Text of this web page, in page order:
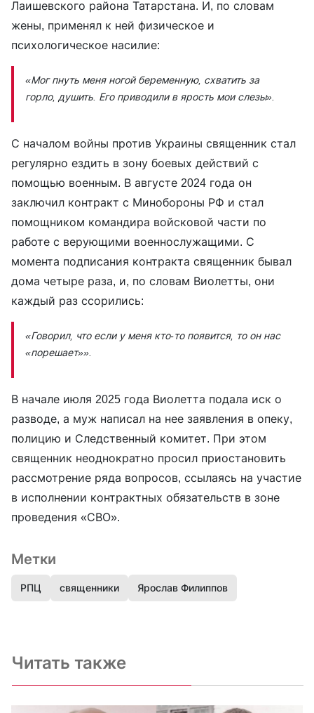
Лаишевского района Татарстана. И, по словам
жены, применял к ней физическое и
психологическое насилие:
«Мог пнуть меня ногой беременную, схватить за
горло, душить. Его приводили в ярость мои слезы».
С началом войны против Украины священник стал
регулярно ездить в зону боевых действий с
помощью военным. В августе 2024 года он
заключил контракт с Минобороны РФ и стал
помощником командира войсковой части по
работе с верующими военнослужащими. С
момента подписания контракта священник бывал
дома четыре раза, и, по словам Виолетты, они
каждый раз ссорились:
«Говорил, что если у меня кто-то появится, то он нас
«порешает»».
В начале июля 2025 года Виолетта подала иск о
разводе, а муж написал на нее заявления в опеку,
полицию и Следственный комитет. При этом
священник неоднократно просил приостановить
рассмотрение ряда вопросов, ссылаясь на участие
в исполнении контрактных обязательств в зоне
проведения «СВО».
Метки
РПЦ священники Ярослав Филиппов
Читать также